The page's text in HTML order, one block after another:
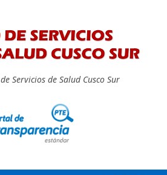
Servicios de Salud Cusco Sur